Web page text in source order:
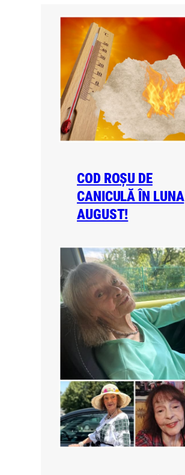
COD ROȘU DE
CANICULĂ ÎN LUNA
AUGUST!